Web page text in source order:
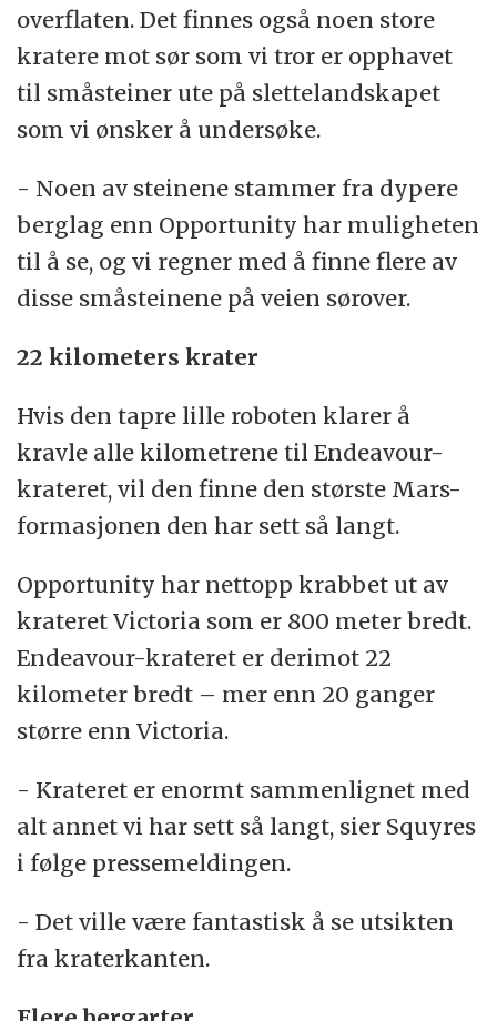
overflaten. Det finnes også noen store
kratere mot sør som vi tror er opphavet
til småsteiner ute på slettelandskapet
som vi ønsker å undersøke.
- Noen av steinene stammer fra dypere
berglag enn Opportunity har muligheten
til å se, og vi regner med å finne flere av
disse småsteinene på veien sørover.
22 kilometers krater
Hvis den tapre lille roboten klarer å
kravle alle kilometrene til Endeavour-
krateret, vil den finne den største Mars-
formasjonen den har sett så langt.
Opportunity har nettopp krabbet ut av
krateret Victoria som er 800 meter bredt.
Endeavour-krateret er derimot 22
kilometer bredt – mer enn 20 ganger
større enn Victoria.
- Krateret er enormt sammenlignet med
alt annet vi har sett så langt, sier Squyres
i følge pressemeldingen.
- Det ville være fantastisk å se utsikten
fra kraterkanten.